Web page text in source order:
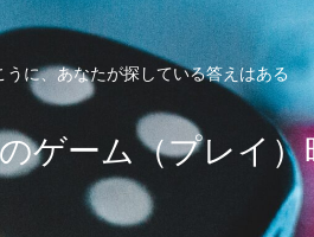
に、あなたが探している答えはある
ゲーム（プレイ）